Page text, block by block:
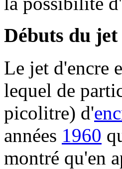
Débuts du
Le jet d'encre
lequel de
picolitre) d'
années 1960
montré qu'en